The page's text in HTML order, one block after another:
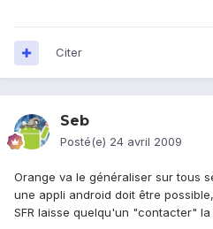
Citer
Seb
Posté(e) 24 avril 2009
Orange va le généraliser sur tous
une appli android doit être
SFR laisse quelqu'un "contacter"